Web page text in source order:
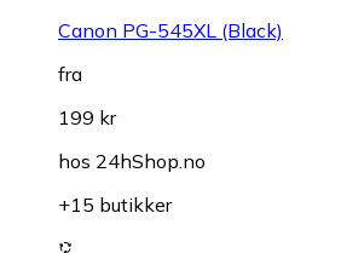
Canon PG-545XL (Black)
fra
199 kr
hos 24hShop.no
+15 butikker